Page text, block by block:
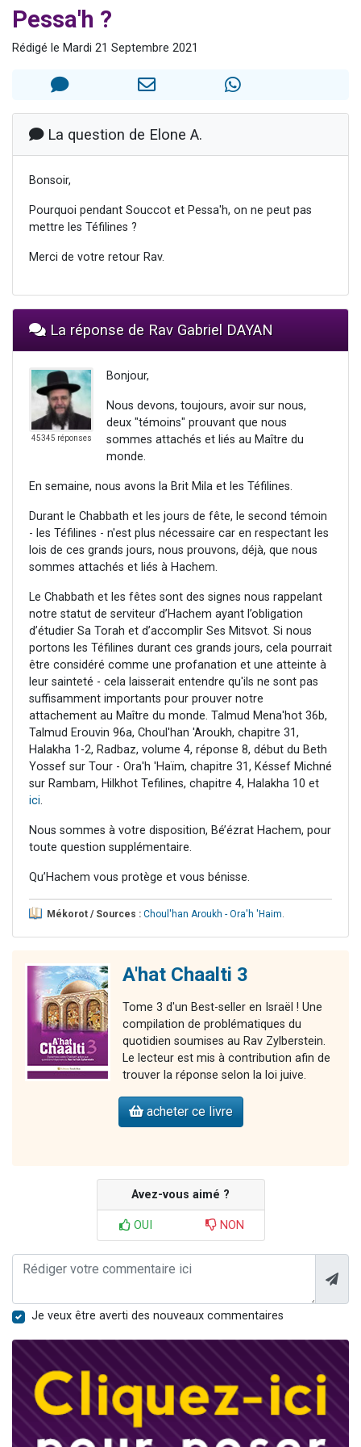
Il reste 49 places pour étudier en groupe sur Zoom
Eva vient de donner son Maasser
Pessa'h ?
Rédigé le Mardi 21 Septembre 2021
La question de Elone A.
Bonsoir,
Pourquoi pendant Souccot et Pessa'h, on ne peut pas
mettre les Téfilines ?
Merci de votre retour Rav.
La réponse de Rav Gabriel DAYAN
45345 réponses
Bonjour,
Nous devons, toujours, avoir sur nous,
deux "témoins" prouvant que nous
sommes attachés et liés au Maître du
monde.
En semaine, nous avons la Brit Mila et les Téfilines.
Durant le Chabbath et les jours de fête, le second témoin
- les Téfilines - n'est plus nécessaire car en respectant les
lois de ces grands jours, nous prouvons, déjà, que nous
sommes attachés et liés à Hachem.
Le Chabbath et les fêtes sont des signes nous rappelant
notre statut de serviteur d’Hachem ayant l’obligation
d’étudier Sa Torah et d’accomplir Ses Mitsvot. Si nous
portons les Téfilines durant ces grands jours, cela pourrait
être considéré comme une profanation et une atteinte à
leur sainteté - cela laisserait entendre qu'ils ne sont pas
suffisamment importants pour prouver notre
attachement au Maître du monde. Talmud Mena'hot 36b,
Talmud Erouvin 96a, Choul'han 'Aroukh, chapitre 31,
Halakha 1-2, Radbaz, volume 4, réponse 8, début du Beth
Yossef sur Tour - Ora'h 'Haïm, chapitre 31, Késsef Michné
sur Rambam, Hilkhot Tefilines, chapitre 4, Halakha 10 et
ici.
Nous sommes à votre disposition, Bé’ézrat Hachem, pour
toute question supplémentaire.
Qu’Hachem vous protège et vous bénisse.
Mékorot / Sources : Choul'han Aroukh - Ora'h 'Haim.
A'hat Chaalti 3
Tome 3 d'un Best-seller en Israël ! Une
compilation de problématiques du
quotidien soumises au Rav Zylberstein.
Le lecteur est mis à contribution afin de
trouver la réponse selon la loi juive.
acheter ce livre
Avez-vous aimé ?
OUI NON
Je veux être averti des nouveaux commentaires